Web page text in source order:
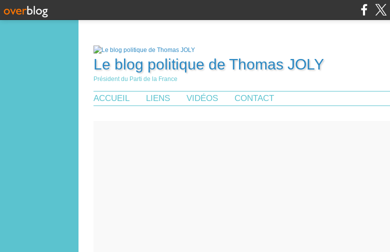
Le blog politique de Thomas JOLY
Président du Parti de la France
ACCUEIL LIENS VIDÉOS CONTACT